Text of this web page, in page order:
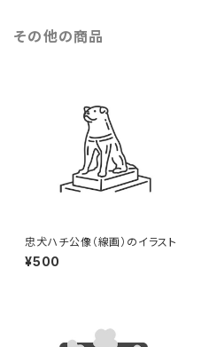
その他の商品
忠犬ハチ公像（線画）のイラスト
¥500